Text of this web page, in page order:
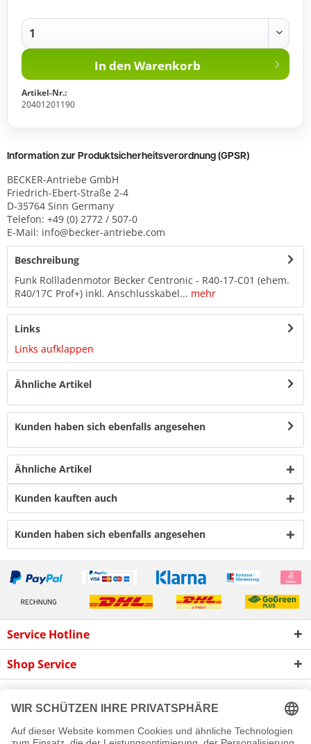
In den Warenkorb
Artikel-Nr.:
20401201190
Information zur Produktsicherheitsverordnung (GPSR)
BECKER-Antriebe GmbH
Friedrich-Ebert-Straße 2-4
D-35764 Sinn Germany
Telefon: +49 (0) 2772 / 507-0
E-Mail: info@becker-antriebe.com
Beschreibung
Funk Rollladenmotor Becker Centronic - R40-17-C01 (ehem.
R40/17C Prof+) inkl. Anschlusskabel... mehr
Links
Links aufklappen
Ähnliche Artikel
Kunden haben sich ebenfalls angesehen
Ähnliche Artikel
Kunden kauften auch
Kunden haben sich ebenfalls angesehen
Service Hotline
Shop Service
Newsletter